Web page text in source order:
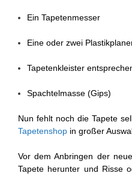
Ein Tapetenmesser
Eine oder zwei
Tapetenkleister
Spachtelmasse (Gips)
Nun fehlt noch die Tapete
Tapetenshop in großer
Vor dem Anbringen der
Tapete herunter und Risse